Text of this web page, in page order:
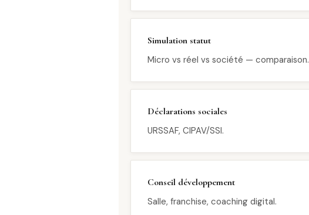
Simulation statut
Micro vs réel vs société — comparaison.
Déclarations sociales
URSSAF, CIPAV/SSI.
Conseil développement
Salle, franchise, coaching digital.